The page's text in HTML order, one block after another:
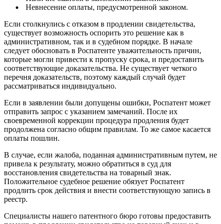
Невнесение оплаты, предусмотренной законом.
Если столкнулись с отказом в продлении свидетельства,
существует возможность оспорить это решение как в
административном, так и в судебном порядке. В начале
следует обосновать в Роспатенте уважительность причин,
которые могли привести к пропуску срока, и предоставить
соответствующие доказательства. Не существует четкого
перечня доказательств, поэтому каждый случай будет
рассматриваться индивидуально.
Если в заявлении были допущены ошибки, Роспатент может
отправить запрос с указанием замечаний. После их
своевременной коррекции процедура продления будет
продолжена согласно общим правилам. То же самое касается
оплаты пошлин.
В случае, если жалоба, поданная административным путем, не
привела к результату, можно обратиться в суд для
восстановления свидетельства на товарный знак.
Положительное судебное решение обязует Роспатент
продлить срок действия и внести соответствующую запись в
реестр.
Специалисты нашего патентного бюро готовы предоставить